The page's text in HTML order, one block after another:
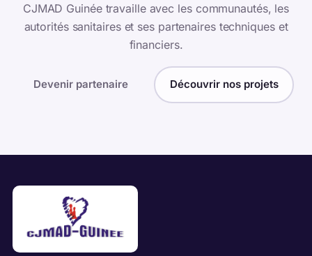
CJMAD Guinée travaille avec les communautés, les
autorités sanitaires et ses partenaires techniques et
financiers.
Devenir partenaire Découvrir nos projets